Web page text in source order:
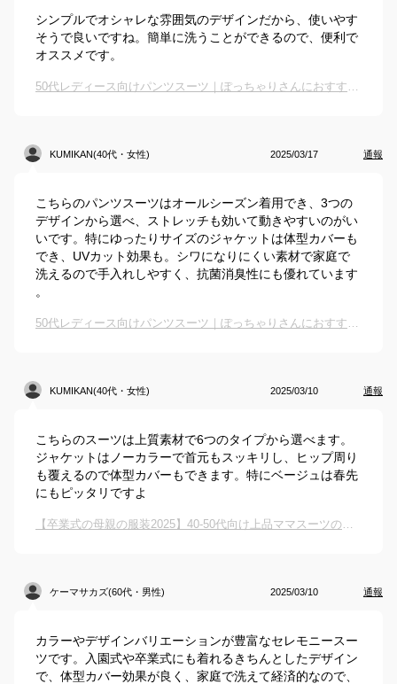
シンプルでオシャレな雰囲気のデザインだから、使いやす
そうで良いですね。簡単に洗うことができるので、便利で
オススメです。
50代レディース向けパンツスーツ｜ぽっちゃりさんにおすすめの結婚式用は？
KUMIKAN(40代・女性) 2025/03/17 通報
こちらのパンツスーツはオールシーズン着用でき、3つの
デザインから選べ、ストレッチも効いて動きやすいのがい
いです。特にゆったりサイズのジャケットは体型カバーも
でき、UVカット効果も。シワになりにくい素材で家庭で
洗えるので手入れしやすく、抗菌消臭性にも優れています
。
50代レディース向けパンツスーツ｜ぽっちゃりさんにおすすめの結婚式用は？
KUMIKAN(40代・女性) 2025/03/10 通報
こちらのスーツは上質素材で6つのタイプから選べます。
ジャケットはノーカラーで首元もスッキリし、ヒップ周り
も覆えるので体型カバーもできます。特にベージュは春先
にもピッタリですよ
【卒業式の母親の服装2025】40-50代向け上品ママスーツのおすすめは？
ケーマサカズ(60代・男性) 2025/03/10 通報
カラーやデザインバリエーションが豊富なセレモニースー
ツです。入園式や卒業式にも着れるきちんとしたデザイン
で、体型カバー効果が良く、家庭で洗えて経済的なので、